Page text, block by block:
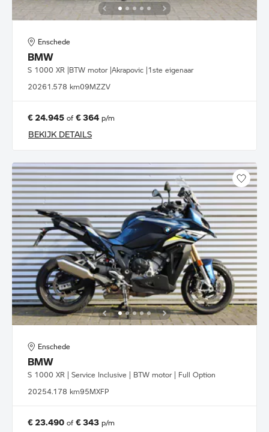
Enschede
BMW
S 1000 XR |BTW motor |Akrapovic |1ste eigenaar
20261.578 km09MZZV
€ 24.945 of € 364 p/m
BEKIJK DETAILS
Enschede
BMW
S 1000 XR | Service Inclusive | BTW motor | Full Option
20254.178 km95MXFP
€ 23.490 of € 343 p/m